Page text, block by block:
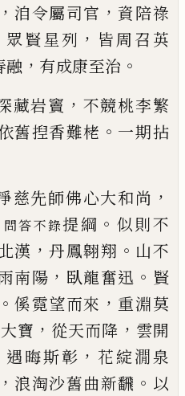
， 洎令屬司官 ，資陪祿
眾賢星列 ， 皆周召英
融 ， 有成康至治 。
藏岩竇 ， 不競桃李繁
舊揑香難栳 。 一期拈
慈先師佛心大和尚 ，
問答不錄提綱 。 似則不
漢 ，丹鳳翱翔 。 山不
南陽 ， 臥龍奮迅 。 賢
。傒霓望而來 ， 重淵莫
寶 ， 從天而降 ， 雲開
遇晦斯彰 ， 花綻㵎泉
， 浪淘沙舊曲新飜 。 以